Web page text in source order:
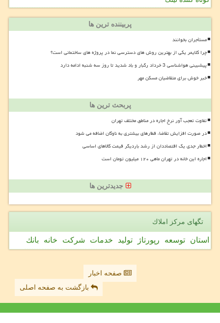
پربیننده ترین ها
مستأجران بخوانند
چرا کلایمر یکی از بهترین روش های دسترسی نما در پروژه های ساختمانی است؟
پیشبینی هواشناسی 3 خرداد رگبار و باد شدید تا روز سه شنبه ادامه دارد
خبر خوش برای متقاضیان مسکن مهر
پربحث ترین ها
تفاوت تعجب آور نرخ اجاره در مناطق مختلف تهران
در صورت افزایش تقاضا، قطارهای بیشتری به ناوگان اضافه می شود
اخطار جدی یک اقتصاددان از رشد باردیگر قیمت کالاهای اساسی
اجاره این خانه در تهران ماهی ۱۲۰ میلیون تومان است
جدیدترین ها
تگهای مركز املاك
استان توسعه رپورتاژ تولید خدمات شركت خانه بانك
صفحه اخبار
بازگشت به صفحه اصلی